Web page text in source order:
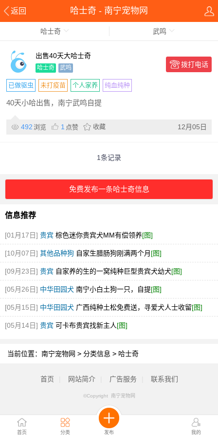
返回 哈士奇 - 南宁宠物网
首页 分类 发布 我的
哈士奇 武鸣
出售40天大哈士奇
哈士奇 武鸣 拨打电话
已做驱虫 未打疫苗 个人家养 纯血纯种
40天小哈出售，南宁武鸣自提
492 浏览 1 点赞 收藏 12月05日
1条记录
免费发布一条哈士奇信息
信息推荐
[01月17日] 贵宾 棕色迷你贵宾犬MM有偿领养[图]
[10月07日] 其他品种狗 自家生腊肠狗刚满两个月 [图]
[09月23日] 贵宾 自家养的生的一窝纯种巨型贵宾犬幼犬[图]
[05月26日] 中华田园犬 南宁小白土狗一只，自提[图]
[05月15日] 中华田园犬 广西纯种土松免费送，寻爱犬人士收留[图]
[05月14日] 贵宾 可卡布贵宾找新主人[图]
当前位置： 南宁宠物网 > 分类信息 > 哈士奇
首页 网站简介 广告服务 联系我们
©Copyright 南宁宠物网